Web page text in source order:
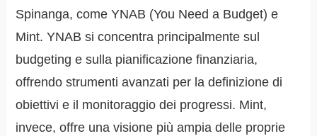
Spinanga, come YNAB (You Need a Budget) e
Mint. YNAB si concentra principalmente sul
budgeting e sulla pianificazione finanziaria,
offrendo strumenti avanzati per la definizione di
obiettivi e il monitoraggio dei progressi. Mint,
invece, offre una visione più ampia delle proprie